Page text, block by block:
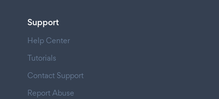
Support
Help Center
Tutorials
Contact Support
Report Abuse